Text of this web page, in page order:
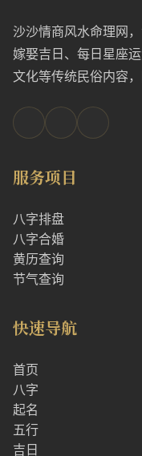
沙沙情商风水命理网
嫁娶吉日、每日星座
文化等传统民俗内容
服务项目
八字排盘
八字合婚
黄历查询
节气查询
快速导航
首页
八字
起名
五行
吉日